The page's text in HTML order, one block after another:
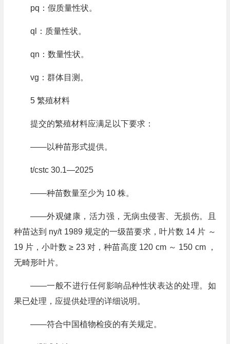
pq：假质量性状。
ql：质量性状。
qn：数量性状。
vg：群体目测。
5 繁殖材料
提交的繁殖材料应满足以下要求：
——以种苗形式提供。
t/cstc 30.1—2025
——种苗数量至少为 10 株。
——外观健康，活力强，无病虫侵害、无损伤。且
种苗达到 ny/t 1989 规定的一级苗要求，叶片数 14 片 ～
19 片，小叶数 ≥ 23 对，种苗高度 120 cm ～ 150 cm ，
无畸形叶片。
——一般不进行任何影响品种性状表达的处理。如
果已处理，应提供处理的详细说明。
——符合中国植物检疫的有关规定。